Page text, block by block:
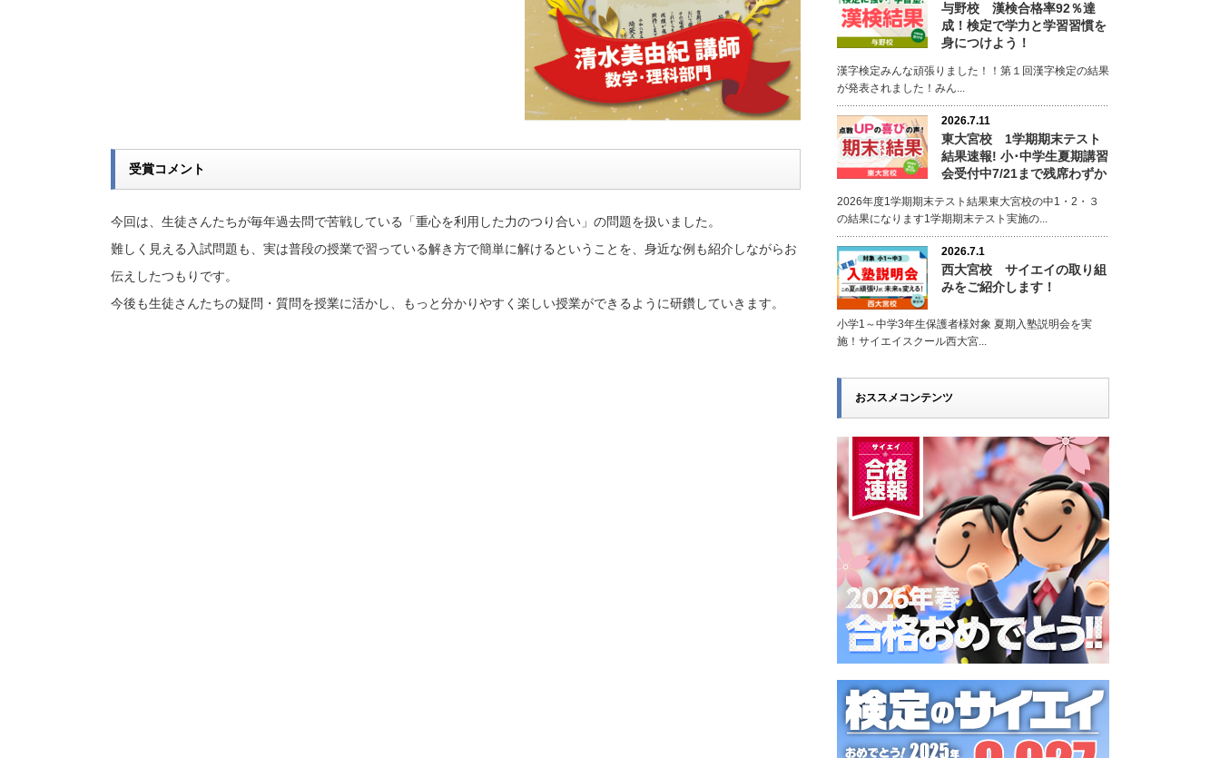
受賞コメント
今回は、生徒さんたちが毎年過去問で苦戦している「重心を利用した力のつり合い」の問題を扱いました。
難しく見える入試問題も、実は普段の授業で習っている解き方で簡単に解けるということを、身近な例も紹介しながらお
伝えしたつもりです。
今後も生徒さんたちの疑問・質問を授業に活かし、もっと分かりやすく楽しい授業ができるように研鑽していきます。
与野校 漢検合格率92％達
成！検定で学力と学習習慣を
身につけよう！
漢字検定みんな頑張りました！！第１回漢字検定の結果
が発表されました！みん...
2026.7.11
東大宮校 1学期期末テスト
結果速報! 小･中学生夏期講習
会受付中7/21まで残席わずか
2026年度1学期期末テスト結果東大宮校の中1・2・３
の結果になります1学期期末テスト実施の...
2026.7.1
西大宮校 サイエイの取り組
みをご紹介します！
小学1～中学3年生保護者様対象 夏期入塾説明会を実
施！サイエイスクール西大宮...
おススメコンテンツ